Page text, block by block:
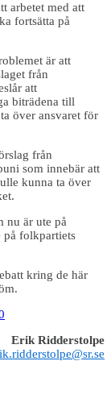
arbetet med att
fortsätta på
är att
från
att
biträdena till
över ansvaret för
från
som innebär att
kunna ta över
nu är ute på
på folkpartiets
kring de här
Erik Ridderstolpe